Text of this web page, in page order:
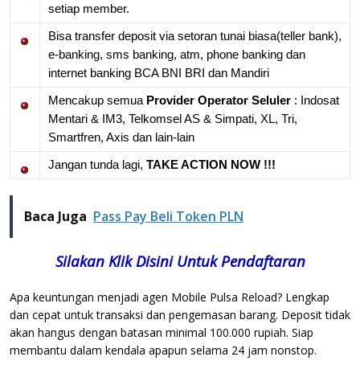
setiap member.
Bisa transfer deposit via setoran tunai biasa(teller bank),
e-banking, sms banking, atm, phone banking dan
internet banking BCA BNI BRI dan Mandiri
Mencakup semua Provider Operator Seluler : Indosat
Mentari & IM3, Telkomsel AS & Simpati, XL, Tri,
Smartfren, Axis dan lain-lain
Jangan tunda lagi, TAKE ACTION NOW !!!
Baca Juga Pass Pay Beli Token PLN
Silakan Klik Disini Untuk Pendaftaran
Apa keuntungan menjadi agen Mobile Pulsa Reload? Lengkap
dan cepat untuk transaksi dan pengemasan barang. Deposit tidak
akan hangus dengan batasan minimal 100.000 rupiah. Siap
membantu dalam kendala apapun selama 24 jam nonstop.